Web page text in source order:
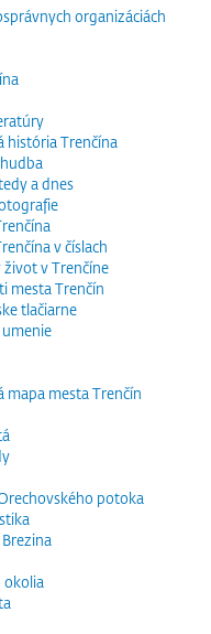
organizáciách
história Trenčína
a dnes
v číslach
v Trenčíne
mesta Trenčín
tlačiarne
mapa mesta Trenčín
potoka
okolia